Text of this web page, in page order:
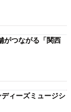
がつながる「関西
ィーズミュージシ